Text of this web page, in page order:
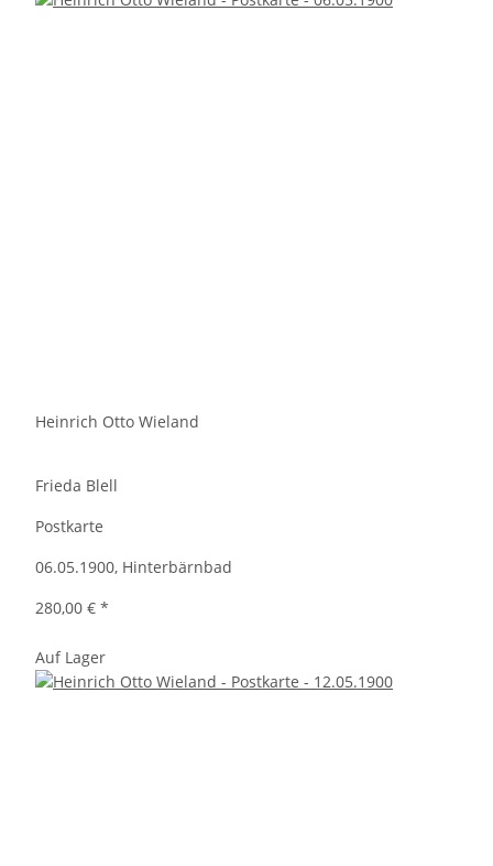
Heinrich Otto Wieland
Frieda Blell
Postkarte
06.05.1900, Hinterbärnbad
280,00 € *
Auf Lager